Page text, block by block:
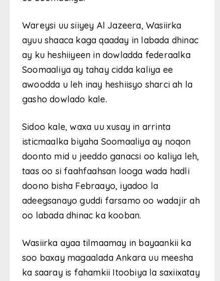
Wareysi uu siiyey Al Jazeera, Wasiirka
ayuu shaaca kaga qaaday in labada dhinac
ay ku heshiiyeen in dowladda federaalka
Soomaaliya ay tahay cidda kaliya ee
awoodda u leh inay heshiisyo sharci ah la
gasho dowlado kale.
Sidoo kale, waxa uu xusay in arrinta
isticmaalka biyaha Soomaaliya ay noqon
doonto mid u jeeddo ganacsi oo kaliya leh,
taas oo si faahfaahsan looga wada hadli
doono bisha Febraayo, iyadoo la
adeegsanayo guddi farsamo oo wadajir ah
oo labada dhinac ka kooban.
Wasiirka ayaa tilmaamay in bayaankii ka
soo baxay magaalada Ankara uu meesha
ka saaray is fahamkii Itoobiya la saxiixatay